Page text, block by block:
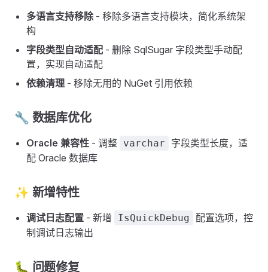
多语言支持移除- 移除多语言支持模块，简化系统架
构
字段类型自动适配 - 删除 SqlSugar 字段类型手动配
置，实现自动适配
依赖清理 - 移除无用的 NuGet 引用依赖
🔧 数据库优化
Oracle 兼容性 - 调整 varchar
字段类型长度，适
配 Oracle 数据库
✨ 新增特性
调试日志配置 - 新增 IsQuickDebug
配置选项，控
制调试日志输出
🐛 问题修复